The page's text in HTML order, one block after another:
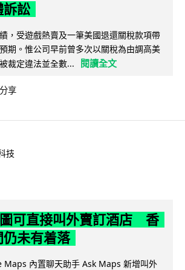
訴訟
，受遊戲熱賣及一筆美國退還關稅款項帶
期。惟公司早前曾多次以關稅為由調高美
裁定違法並全數...
閱讀全文
分享
技
可直接叫外賣訂酒店 香
未有着落
Maps 內置聊天助手 Ask Maps 新增叫外